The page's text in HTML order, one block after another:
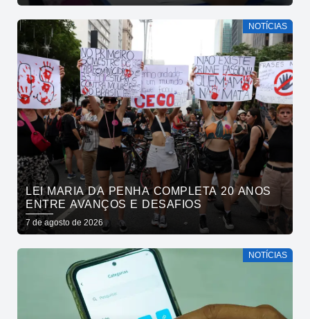
NOTÍCIAS
LEI MARIA DA PENHA COMPLETA 20 ANOS
ENTRE AVANÇOS E DESAFIOS
7 de agosto de 2026
NOTÍCIAS